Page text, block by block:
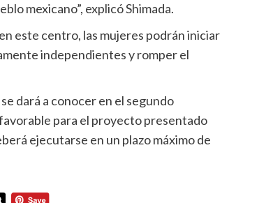
mexicano”, explicó Shimada.
este centro, las mujeres podrán iniciar
independientes y romper el
dará a conocer en el segundo
para el proyecto presentado
ejecutarse en un plazo máximo de